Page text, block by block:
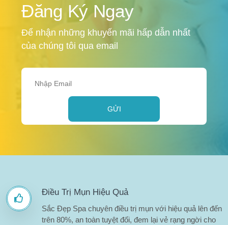
Đăng Ký Ngay
Để nhận những khuyến mãi hấp dẫn nhất
của chúng tôi qua email
GỬI
Điều Trị Mụn Hiệu Quả
Sắc Đẹp Spa chuyên điều trị mụn với hiệu quả lên đến
trên 80%, an toàn tuyệt đối, đem lại vẻ rạng ngời cho